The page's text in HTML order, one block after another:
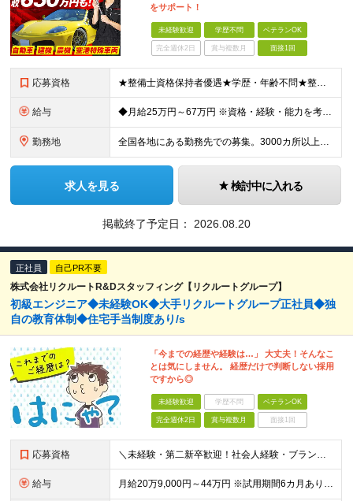
をサポート！
未経験歓迎 学歴不問 ベテランOK
完全週休2日 賞与複数月 面接1回
応募資格 ★整備士資格保持者優遇★学歴・年齢不問★整備経験者・既卒者・第二新卒・車業界経験者・未経験者歓迎！ ◎経験や資格を活かしてキャリアアップしたい方 ◎ライフスタイルに合った働き方を求めている方 ◎技術
給与 ◆月給25万円～67万円 ※資格・経験・能力を考慮の上、優遇 ※現年収・年齢・経験・資格・能力等、総合的に考慮し、決定します。 ※自動車整備の実務経験がある方はご相談ください！ ※試用期間有(同待遇/
勤務地 全国各地にある勤務先での募集。3000カ所以上から希望を考慮し決定。 ★転居を伴う転勤なし。 ★遠方からのご応募も歓迎！引越など赴任に伴う費用、家賃は全額負担します（会社規定による）。 ★請負先
求人を見る 検討中に入れる
掲載終了予定日： 2026.08.20
正社員 自己PR不要
株式会社リクルートR&Dスタッフィング【リクルートグループ】
初級エンジニア◆未経験OK◆大手リクルートグループ正社員◆独
自の教育体制◆住宅手当制度あり/s
「今までの経歴や経験は…」 大丈夫！そんなこ
とは気にしません。 経歴だけで判断しない採用
ですから◎
未経験歓迎 学歴不問 ベテランOK
完全週休2日 賞与複数月 面接1回
応募資格 ＼未経験・第二新卒歓迎！社会人経験・ブランクなども不問／ ◇ 高卒以上 ・将来性がありそうだと思ったから ・正社員としてしっかり稼ぎたい ・手に職つけたくて など志望理由は何でもOK！ 仕事は1から
給与 月給20万9,000円～44万円 ※試用期間6カ月あり（期間中の待遇に変更なし） ※経験・能力・前給を考慮の上、決定いたします ※時間外手当100％支給 ※派遣就業先が変更となる場合には、就業規則、